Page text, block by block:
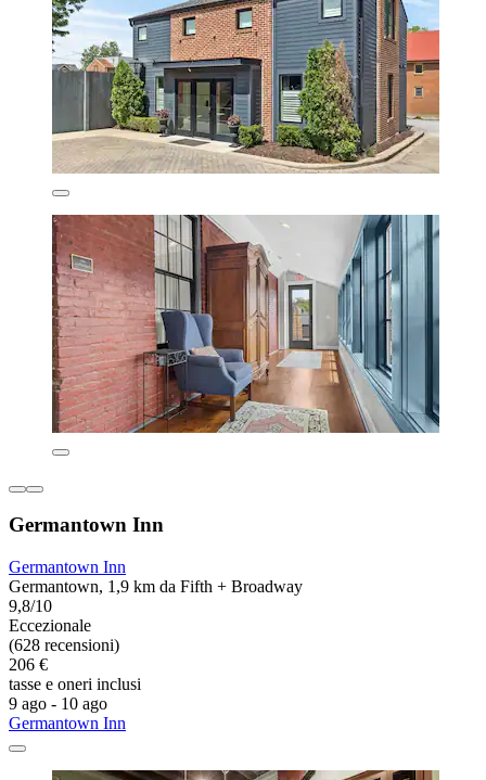
Germantown Inn
Germantown Inn
Germantown, 1,9 km da Fifth + Broadway
9,8/10
Eccezionale
(628 recensioni)
206 €
tasse e oneri inclusi
9 ago - 10 ago
Germantown Inn